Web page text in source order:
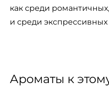
как среди
и среди экспрессивных
Ароматы к